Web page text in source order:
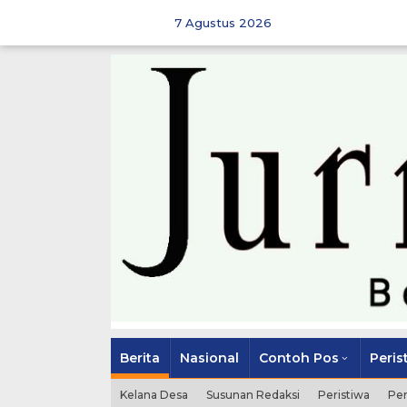
7 Agustus 2026
Berita Nasional Contoh Pos
Kelana Desa Susunan Redaksi Peristiwa